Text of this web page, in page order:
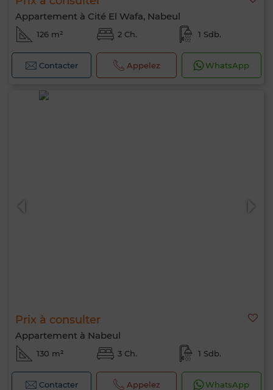
Appartement à Cité El Wafa, Nabeul
126 m² 2 Ch. 1 Sdb.
Contacter Appelez WhatsApp
Prix à consulter
Appartement à Nabeul
130 m² 3 Ch. 1 Sdb.
Contacter Appelez WhatsApp